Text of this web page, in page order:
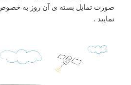
صورت تمایل بسته ی آن روز به خصوص
نمایید .